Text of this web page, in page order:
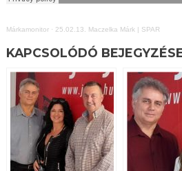
Márkamonitor· 25.02.13. Maczelka Márk | SPAR
KAPCSOLÓDÓ